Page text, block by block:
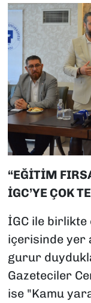
“EĞİTİM
İGC’YE ÇOK
İGC ile
içerisinde yer
gurur
Gazeteciler
ise "Kamu